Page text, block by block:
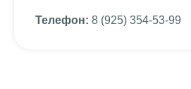
Телефон: 8 (925) 354-53-99